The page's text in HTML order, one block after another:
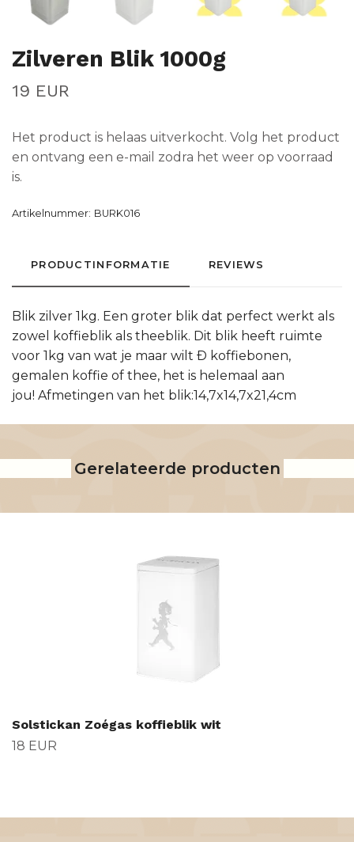
Zilveren Blik 1000g
19 EUR
Het product is helaas uitverkocht. Volg het product
en ontvang een e-mail zodra het weer op voorraad
is.
Artikelnummer: BURK016
PRODUCTINFORMATIE REVIEWS
Blik zilver 1kg. Een groter blik dat perfect werkt als
zowel koffieblik als theeblik. Dit blik heeft ruimte
voor 1kg van wat je maar wilt Ð koffiebonen,
gemalen koffie of thee, het is helemaal aan
jou! Afmetingen van het blik:14,7x14,7x21,4cm
Gerelateerde producten
Solstickan Zoégas koffieblik wit
18 EUR